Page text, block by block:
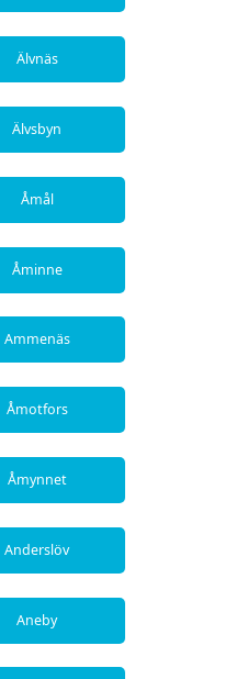
Älvnäs
Älvsbyn
Åmål
Åminne
Ammenäs
Åmotfors
Åmynnet
Anderslöv
Aneby